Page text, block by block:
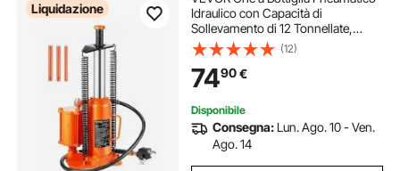
Liquidazione
Idraulico con Capacità di
Sollevamento di 12 Tonnellate,
Martinetto a Bottiglia Intervallo di
Sollevamento 265–505 mm,
Pneumatico/Manuale, Riparazioni
Auto
(12)
7490€
Disponibile
Consegna: Lun. Ago. 10 - Ven.
Ago. 14